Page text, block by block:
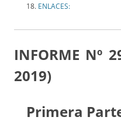
ENLACES:
INFORME Nº
2019)
Primera